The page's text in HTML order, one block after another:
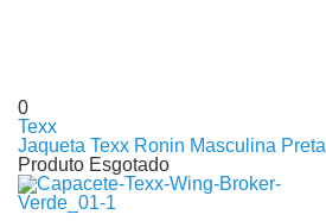
0
Texx
Jaqueta Texx Ronin Masculina Preta
Produto Esgotado